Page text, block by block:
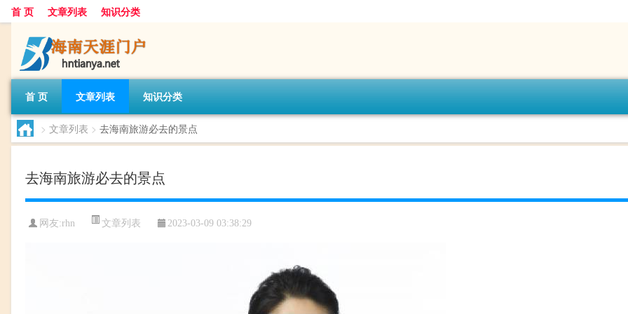
首 页 文章列表 知识分类
首 页 文章列表 知识分类
> 文章列表 > 去海南旅游必去的景点
去海南旅游必去的景点
网友:rhn 文章列表 2023-03-09 03:38:29